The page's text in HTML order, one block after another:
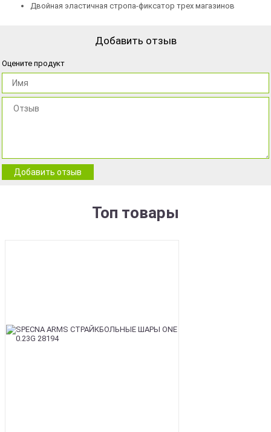
Двойная эластичная стропа-фиксатор трех магазинов
Добавить отзыв
Оцените продукт
Добавить отзыв
Топ товары